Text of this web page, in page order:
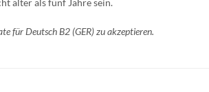
älter als fünf Jahre sein.
für Deutsch B2 (GER) zu akzeptieren.